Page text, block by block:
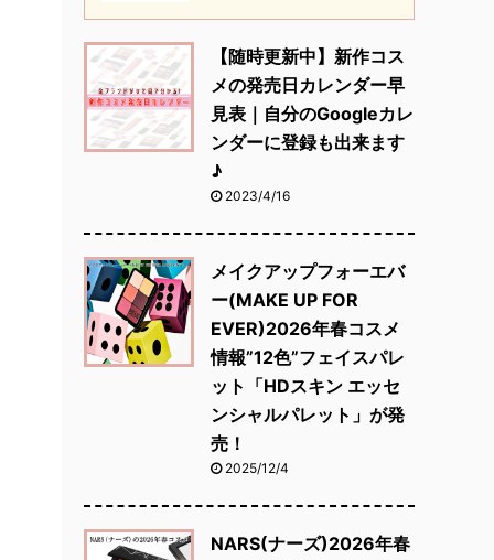
【随時更新中】新作コス
メの発売日カレンダー早
見表｜自分のGoogleカレ
ンダーに登録も出来ます
♪
2023/4/16
メイクアップフォーエバ
ー(MAKE UP FOR
EVER)2026年春コスメ
情報”12色”フェイスパレ
ット「HDスキン エッセ
ンシャルパレット」が発
売！
2025/12/4
NARS(ナーズ)2026年春